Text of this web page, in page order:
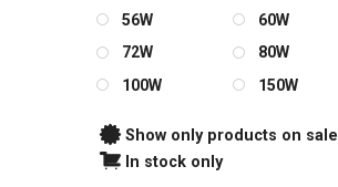
56W
60W
72W
80W
100W
150W
Show only products on sale
In stock only